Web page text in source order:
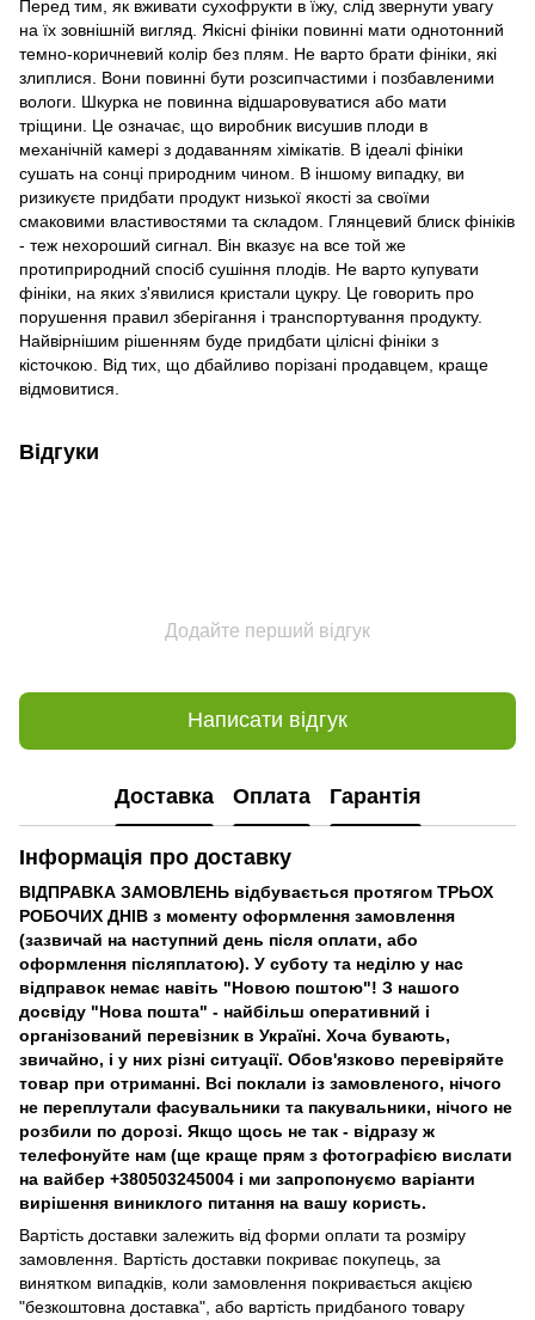
Перед тим, як вживати сухофрукти в їжу, слід звернути увагу
на їх зовнішній вигляд. Якісні фініки повинні мати однотонний
темно-коричневий колір без плям. Не варто брати фініки, які
злиплися. Вони повинні бути розсипчастими і позбавленими
вологи. Шкурка не повинна відшаровуватися або мати
тріщини. Це означає, що виробник висушив плоди в
механічній камері з додаванням хімікатів. В ідеалі фініки
сушать на сонці природним чином. В іншому випадку, ви
ризикуєте придбати продукт низької якості за своїми
смаковими властивостями та складом. Глянцевий блиск фініків
- теж нехороший сигнал. Він вказує на все той же
протиприродний спосіб сушіння плодів. Не варто купувати
фініки, на яких з'явилися кристали цукру. Це говорить про
порушення правил зберігання і транспортування продукту.
Найвірнішим рішенням буде придбати цілісні фініки з
кісточкою. Від тих, що дбайливо порізані продавцем, краще
відмовитися.
Відгуки
Додайте перший відгук
Написати відгук
Доставка Оплата Гарантія
Інформація про доставку
ВІДПРАВКА ЗАМОВЛЕНЬ відбувається протягом ТРЬОХ
РОБОЧИХ ДНІВ з моменту оформлення замовлення
(зазвичай на наступний день після оплати, або
оформлення післяплатою). У суботу та неділю у нас
відправок немає навіть "Новою поштою"! З нашого
досвіду "Нова пошта" - найбільш оперативний і
організований перевізник в Україні. Хоча бувають,
звичайно, і у них різні ситуації. Обов'язково перевіряйте
товар при отриманні. Всі поклали із замовленого, нічого
не переплутали фасувальники та пакувальники, нічого не
розбили по дорозі. Якщо щось не так - відразу ж
телефонуйте нам (ще краще прям з фотографією вислати
на вайбер +380503245004 і ми запропонуємо варіанти
вирішення виниклого питання на вашу користь.
Вартість доставки залежить від форми оплати та розміру
замовлення. Вартість доставки покриває покупець, за
винятком випадків, коли замовлення покривається акцією
"безкоштовна доставка", або вартість придбаного товару